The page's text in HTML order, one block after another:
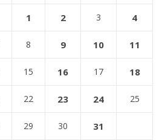
1 2 3 4
8 9 10 11
15 16 17 18
22 23 24 25
29 30 31